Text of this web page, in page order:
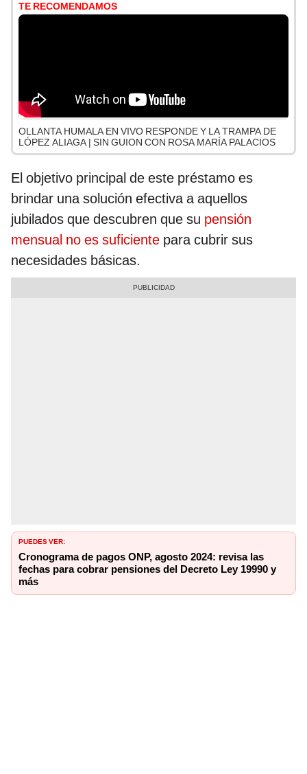
TE RECOMENDAMOS
OLLANTA HUMALA EN VIVO RESPONDE Y LA TRAMPA DE
LÓPEZ ALIAGA | SIN GUION CON ROSA MARÍA PALACIOS
El objetivo principal de este préstamo es
brindar una solución efectiva a aquellos
jubilados que descubren que su pensión
mensual no es suficiente para cubrir sus
necesidades básicas.
PUEDES VER:
Cronograma de pagos ONP, agosto 2024: revisa las
fechas para cobrar pensiones del Decreto Ley 19990 y
más